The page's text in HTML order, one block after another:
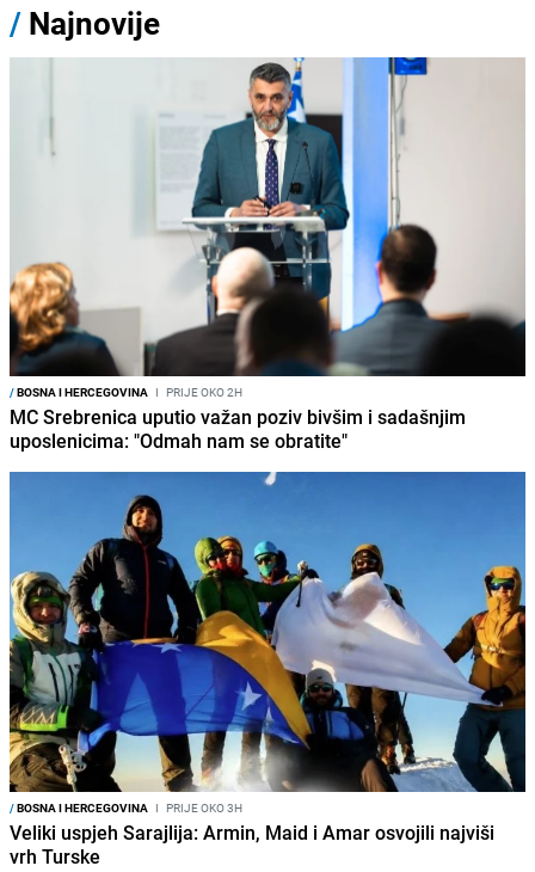
/ Najnovije
/BOSNA I HERCEGOVINA I PRIJE OKO 2H
MC Srebrenica uputio važan poziv bivšim i sadašnjim
uposlenicima: "Odmah nam se obratite"
/BOSNA I HERCEGOVINA I PRIJE OKO 3H
Veliki uspjeh Sarajlija: Armin, Maid i Amar osvojili najviši
vrh Turske